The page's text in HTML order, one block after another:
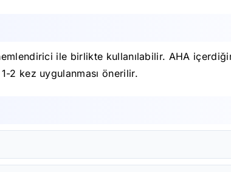
ile birlikte kullanılabilir. AHA
2 kez uygulanması önerilir.